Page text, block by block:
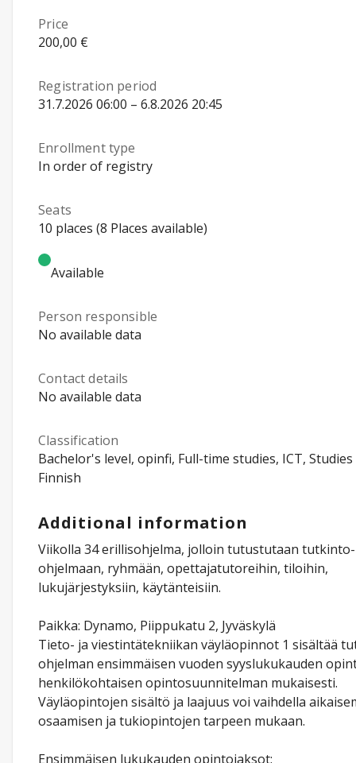
Price
200,00 €
Registration period
31.7.2026 06:00 – 6.8.2026 20:45
Enrollment type
In order of registry
Seats
10 places (8 Places available)
Available
Person responsible
No available data
Contact details
No available data
Classification
Bachelor's level, opinfi, Full-time studies, ICT,
Finnish
Additional information
Viikolla 34 erillisohjelma, jolloin tutustutaan tutkinto-
ohjelmaan, ryhmään, opettajatutoreihin, tiloihin,
lukujärjestyksiin, käytänteisiin.
Paikka: Dynamo, Piippukatu 2, Jyväskylä
Tieto- ja viestintätekniikan väyläopinnot 1 sisältää
ohjelman ensimmäisen vuoden syyslukukauden
henkilökohtaisen opintosuunnitelman mukaisesti.
Väyläopintojen sisältö ja laajuus voi vaihdella
osaamisen ja tukiopintojen tarpeen mukaan.
Ensimmäisen lukukauden opintojaksot: